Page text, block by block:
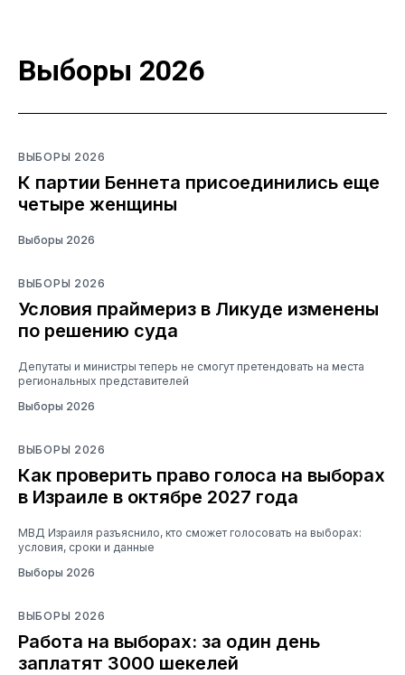
Выборы 2026
ВЫБОРЫ 2026
К партии Беннета присоединились еще
четыре женщины
Выборы 2026
ВЫБОРЫ 2026
Условия праймериз в Ликуде изменены
по решению суда
Депутаты и министры теперь не смогут претендовать на места
региональных представителей
Выборы 2026
ВЫБОРЫ 2026
Как проверить право голоса на выборах
в Израиле в октябре 2027 года
МВД Израиля разъяснило, кто сможет голосовать на выборах:
условия, сроки и данные
Выборы 2026
ВЫБОРЫ 2026
Работа на выборах: за один день
заплатят 3000 шекелей